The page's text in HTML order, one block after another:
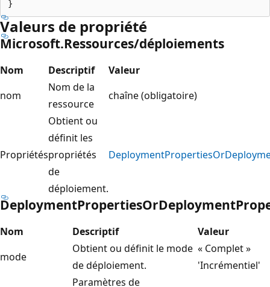
Valeurs de propriété
Microsoft.Ressources/déploiements
Nom Descriptif
Valeur
nom
Nom de la
ressource
chaîne (obligatoire)
Propriétés
Obtient ou
définit les
propriétés
de
déploiement.
Nom Descriptif
Valeur
mode
Obtient ou définit le mode
de déploiement.
« Complet »
'Incrémentiel'
Paramètres de